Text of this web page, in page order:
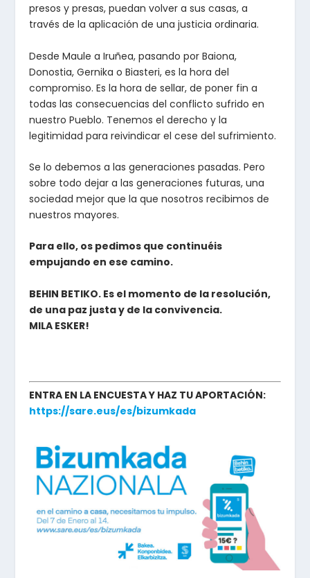
presos y presas, puedan volver a sus casas, a
través de la aplicación de una justicia ordinaria.
Desde Maule a Iruñea, pasando por Baiona,
Donostia, Gernika o Biasteri, es la hora del
compromiso. Es la hora de sellar, de poner fin a
todas las consecuencias del conflicto sufrido en
nuestro Pueblo. Tenemos el derecho y la
legitimidad para reivindicar el cese del sufrimiento.
Se lo debemos a las generaciones pasadas. Pero
sobre todo dejar a las generaciones futuras, una
sociedad mejor que la que nosotros recibimos de
nuestros mayores.
Para ello, os pedimos que continuéis
empujando en ese camino.
BEHIN BETIKO. Es el momento de la resolución,
de una paz justa y de la convivencia.
MILA ESKER!
ENTRA EN LA ENCUESTA Y HAZ TU APORTACIÓN:
https://sare.eus/es/bizumkada